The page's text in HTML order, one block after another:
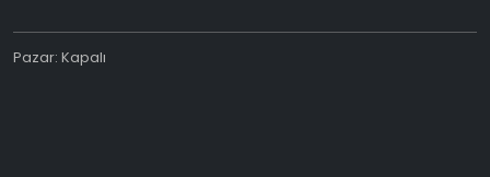
Pazar: Kapalı